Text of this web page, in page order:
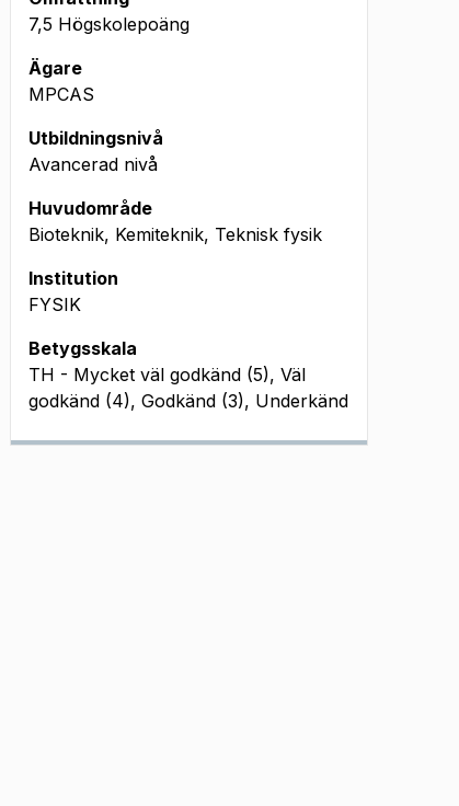
7,5 Högskolepoäng
Ägare
MPCAS
Utbildningsnivå
Avancerad nivå
Huvudområde
Bioteknik, Kemiteknik, Teknisk fysik
Institution
FYSIK
Betygsskala
TH - Mycket väl godkänd (5), Väl
godkänd (4), Godkänd (3), Underkänd